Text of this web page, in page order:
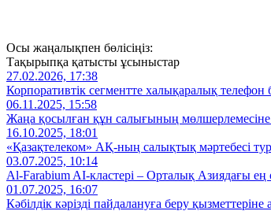
Осы жаңалықпен бөлісіңіз:
Тақырыпқа қатысты ұсыныстар
27.02.2026, 17:38
Корпоративтік сегментте халықаралық телефон
06.11.2025, 15:58
Жаңа қосылған құн салығының
16.10.2025, 18:01
«Қазақтелеком» АҚ-ның салықтық мәртебесі
03.07.2025, 10:14
Al‑Farabium AI‑кластері – Орталық Азиядағы
01.07.2025, 16:07
Кәбілдік кәрізді пайдалануға беру қызметтеріне